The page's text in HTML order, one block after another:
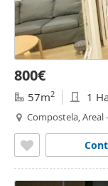
800€
57m2 1
Compostela, Areal